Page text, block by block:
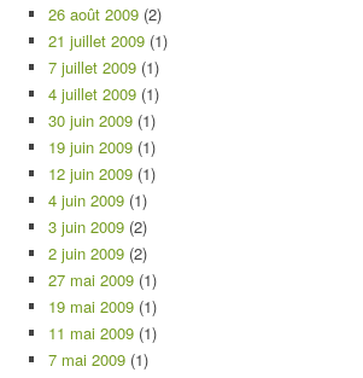
26 août 2009 (2)
21 juillet 2009 (1)
7 juillet 2009 (1)
4 juillet 2009 (1)
30 juin 2009 (1)
19 juin 2009 (1)
12 juin 2009 (1)
4 juin 2009 (1)
3 juin 2009 (2)
2 juin 2009 (2)
27 mai 2009 (1)
19 mai 2009 (1)
11 mai 2009 (1)
7 mai 2009 (1)